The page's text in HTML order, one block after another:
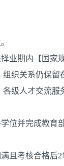
业期内【国家
织关系仍保
级人才交流
位并完成教育
且考核合格后2